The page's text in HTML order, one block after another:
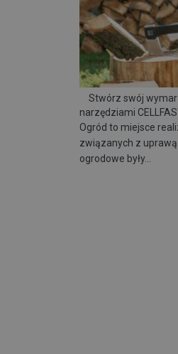
Stwórz swój
narzędziami
Ogród to miejsce
związanych z
ogrodowe były…